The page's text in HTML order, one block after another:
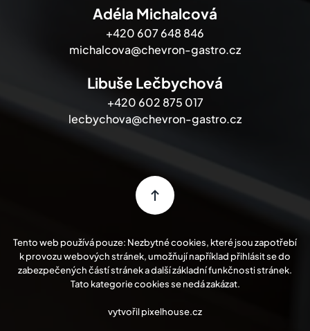
Adéla Michalcová
+420 607 648 846
michalcova@chevron-gastro.cz
Libuše Lečbychová
+420 602 875 017
lecbychova@chevron-gastro.cz
Tento web používá pouze: Nezbytné cookies, které jsou zapotřebí
k provozu webových stránek, umožňují například přihlásit se do
zabezpečených částí stránek a další základní funkčnosti stránek.
Tato kategorie cookies se nedá zakázat.
vytvořilpixelhouse.cz